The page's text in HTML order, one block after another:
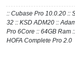
:: Cubase Pro 10.0.20 ::
32 :: KSD ADM20 ::
Pro 6Core :: 64GB Ram
HOFA Complete Pro 2.0